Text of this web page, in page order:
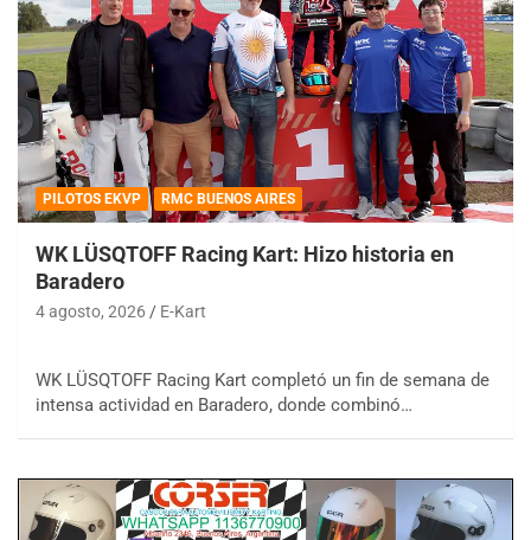
PILOTOS EKVP RMC BUENOS AIRES
WK LÜSQTOFF Racing Kart: Hizo historia en
Baradero
4 agosto, 2026 E-Kart
WK LÜSQTOFF Racing Kart completó un fin de semana de
intensa actividad en Baradero, donde combinó…